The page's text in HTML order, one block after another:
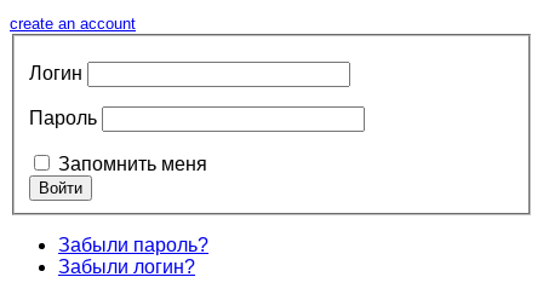
create an account
Логин
Пароль
Запомнить меня
Забыли пароль?
Забыли логин?